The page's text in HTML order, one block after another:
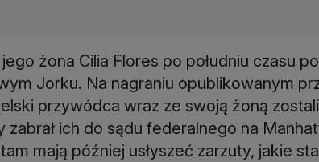
jego żona Cilia Flores po południu czasu
Jorku. Na nagraniu opublikowanym
przywódca wraz ze swoją żoną
ich do sądu federalnego na
mają później usłyszeć zarzuty, jakie